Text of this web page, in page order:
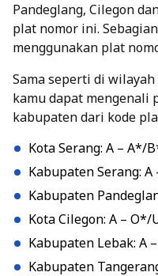
Pandeglang, Cilegon
plat nomor ini.
menggunakan plat
Sama seperti di
kamu dapat mengenali
kabupaten dari kode
Kota Serang: A – A*/
Kabupaten Serang:
Kabupaten
Kota Cilegon: A – O*/
Kabupaten Lebak: A
Kabupaten